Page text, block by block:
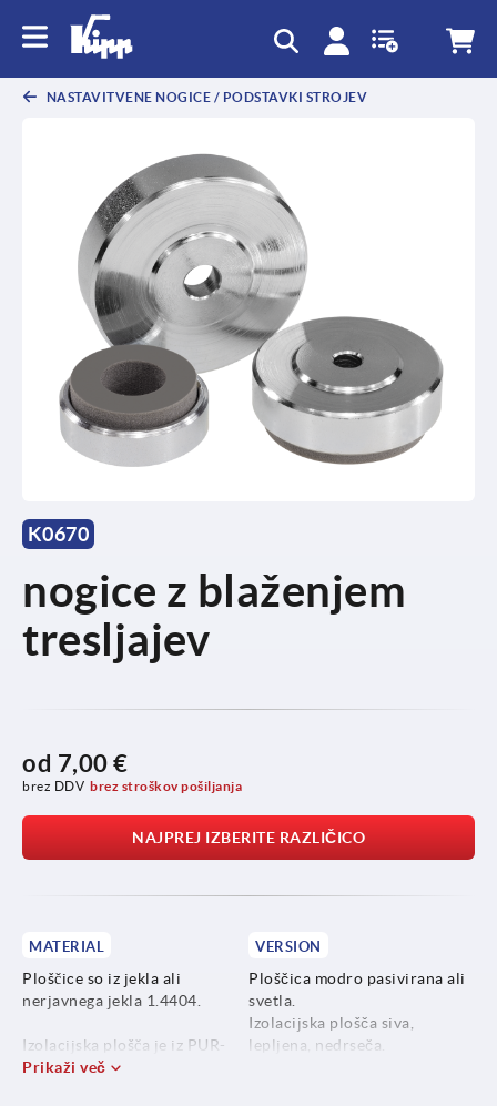
NASTAVITVENE NOGICE / PODSTAVKI STROJEV
K0670
nogice z blaženjem
tresljajev
od 7,00 €
brez DDV brez stroškov pošiljanja
NAJPREJ IZBERITE RAZLIČICO
MATERIAL
Ploščice so iz jekla ali
nerjavnega jekla 1.4404.
Izolacijska plošča je iz PUR-
elastomera (silomer V12).
VERSION
Ploščica modro pasivirana ali
svetla.
Izolacijska plošča siva,
lepljena, nedrseča.
Prikaži več